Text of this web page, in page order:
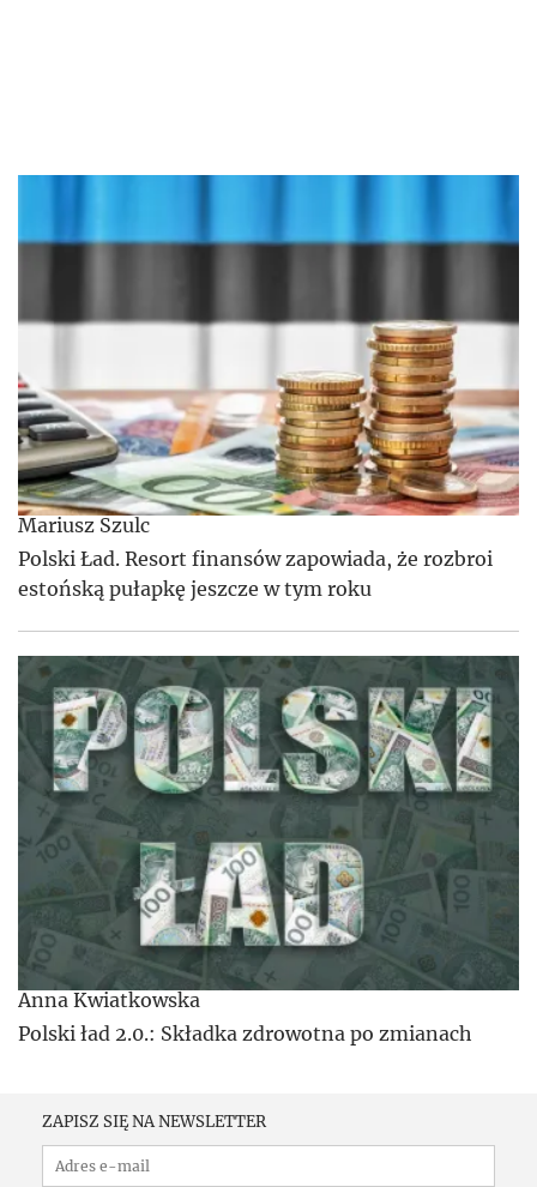
Mariusz Szulc
Polski Ład. Resort finansów zapowiada, że rozbroi
estońską pułapkę jeszcze w tym roku
Anna Kwiatkowska
Polski ład 2.0.: Składka zdrowotna po zmianach
ZAPISZ SIĘ NA NEWSLETTER